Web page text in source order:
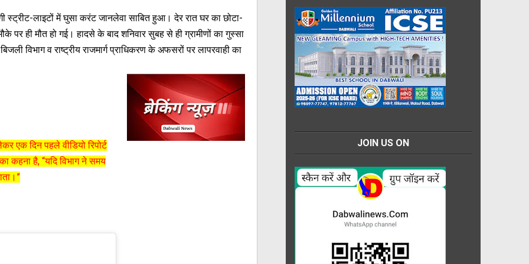
लाइटों में घुसा करंट जानलेवा साबित हुआ। देर रात घर का छोटा-
ही मौत हो गई। हादसे के बाद शनिवार सुबह से ही ग्रामीणों का गुस्सा
विभाग व राष्ट्रीय राजमार्ग प्राधिकरण के अफसरों पर लापरवाही का
एक दिन पहले वीडियो रिपोर्ट
कहना है, “यदि विभाग ने समय
JOIN US ON